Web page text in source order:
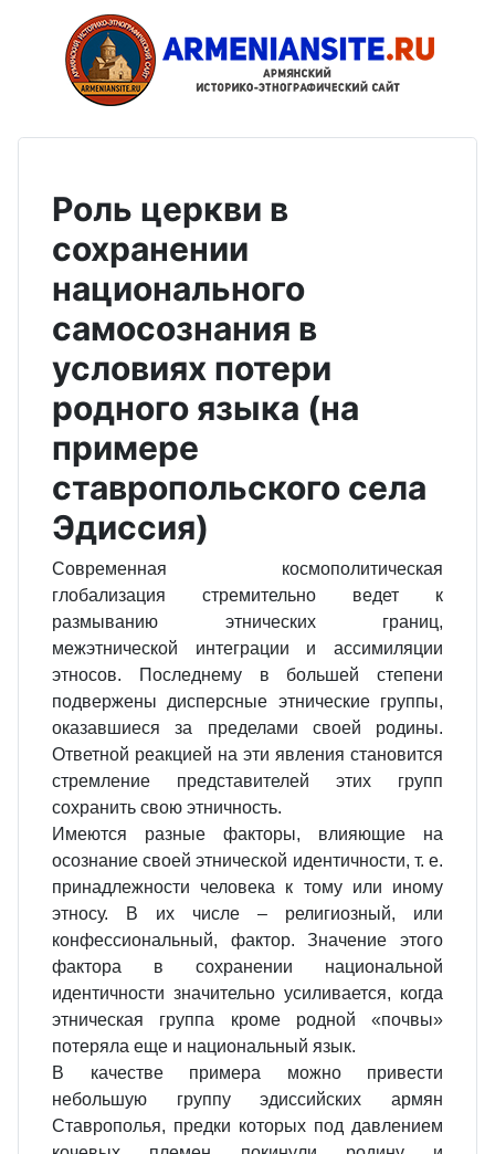
Роль церкви в
сохранении
национального
самосознания в
условиях потери
родного языка (на
примере
ставропольского села
Эдиссия)
Современная космополитическая
глобализация стремительно ведет к
размыванию этнических границ,
межэтнической интеграции и ассимиляции
этносов. Последнему в большей степени
подвержены дисперсные этнические группы,
оказавшиеся за пределами своей родины.
Ответной реакцией на эти явления становится
стремление представителей этих групп
сохранить свою этничность.
Имеются разные факторы, влияющие на
осознание своей этнической идентичности, т. е.
принадлежности человека к тому или иному
этносу. В их числе – религиозный, или
конфессиональный, фактор. Значение этого
фактора в сохранении национальной
идентичности значительно усиливается, когда
этническая группа кроме родной «почвы»
потеряла еще и национальный язык.
В качестве примера можно привести
небольшую группу эдиссийских армян
Ставрополья, предки которых под давлением